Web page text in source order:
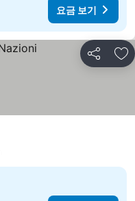
요금 보기
공유 즐